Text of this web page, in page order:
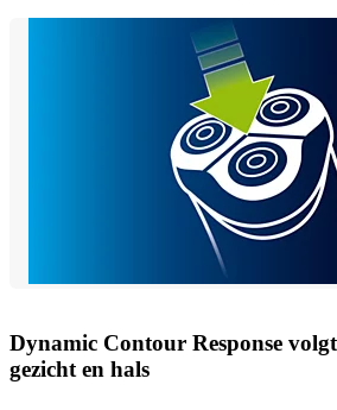
Dynamic Contour Response
gezicht en hals